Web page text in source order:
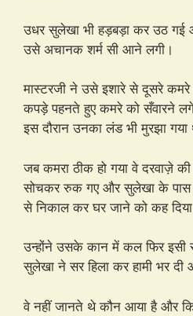
उधर सुलेखा भी हड़बड़ा कर उठ
उसे अचानक शर्म सी आने लगी।
मास्टरजी ने उसे इशारे से दूसरे
कपड़े पहनते हुए कमरे को सँवारने
इस दौरान उनका लंड भी मुरझा
जब कमरा ठीक हो गया वे दरवाज़े
सोचकर रुक गए और सुलेखा के पास
से निकाल कर घर जाने को कह
उन्होंने उसके कान में कल फिर इसी
सुलेखा ने सर हिला कर हामी भर
वे नहीं जानते थे कौन आया है और